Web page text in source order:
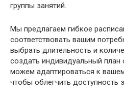
группы занятий.
Мы предлагаем гибкое
соответствовать вашим
выбрать длительность и
создать индивидуальный
можем адаптироваться к
чтобы облегчить доступность